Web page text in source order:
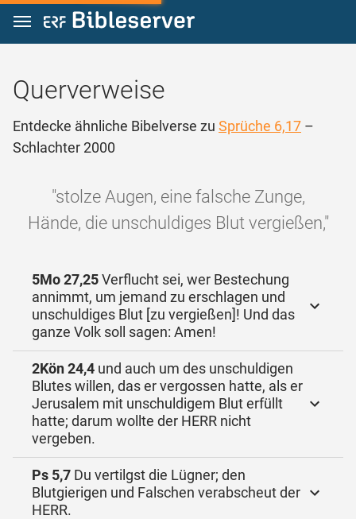
Zum Inhalt springen
Querverweise
Entdecke ähnliche Bibelverse zu Sprüche 6,17 –
Schlachter 2000
"stolze Augen, eine falsche Zunge,
Hände, die unschuldiges Blut vergießen,"
5Mo 27,25Verflucht sei, wer Bestechung
annimmt, um jemand zu erschlagen und
unschuldiges Blut [zu vergießen]! Und das
ganze Volk soll sagen: Amen!
2Kön 24,4 und auch um des unschuldigen
Blutes willen, das er vergossen hatte, als er
Jerusalem mit unschuldigem Blut erfüllt
hatte; darum wollte der HERR nicht
vergeben.
Ps 5,7 Du vertilgst die Lügner; den
Blutgierigen und Falschen verabscheut der
HERR.